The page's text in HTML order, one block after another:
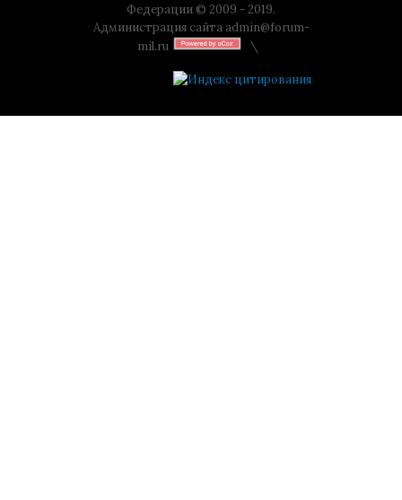
Федерации © 2009 - 2019.
Администрация сайта admin@forum-
mil.ru